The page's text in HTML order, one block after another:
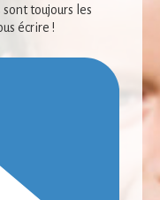
toujours les
écrire !
cookies ne
pas